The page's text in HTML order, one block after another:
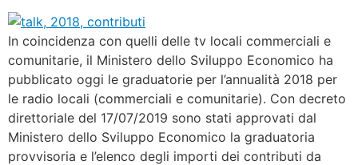
In coincidenza con quelli delle tv locali commerciali e
comunitarie, il Ministero dello Sviluppo Economico ha
pubblicato oggi le graduatorie per l’annualità 2018 per
le radio locali (commerciali e comunitarie). Con decreto
direttoriale del 17/07/2019 sono stati approvati dal
Ministero dello Sviluppo Economico la graduatoria
provvisoria e l’elenco degli importi dei contributi da